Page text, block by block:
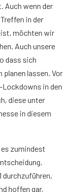
wenn der
in der
ist, möchten wir
Auch unsere
dass sich
planen lassen. Vor
Lockdowns in den
diese unter
in diesem
zumindest
durchzuführen,
hoffen gar,